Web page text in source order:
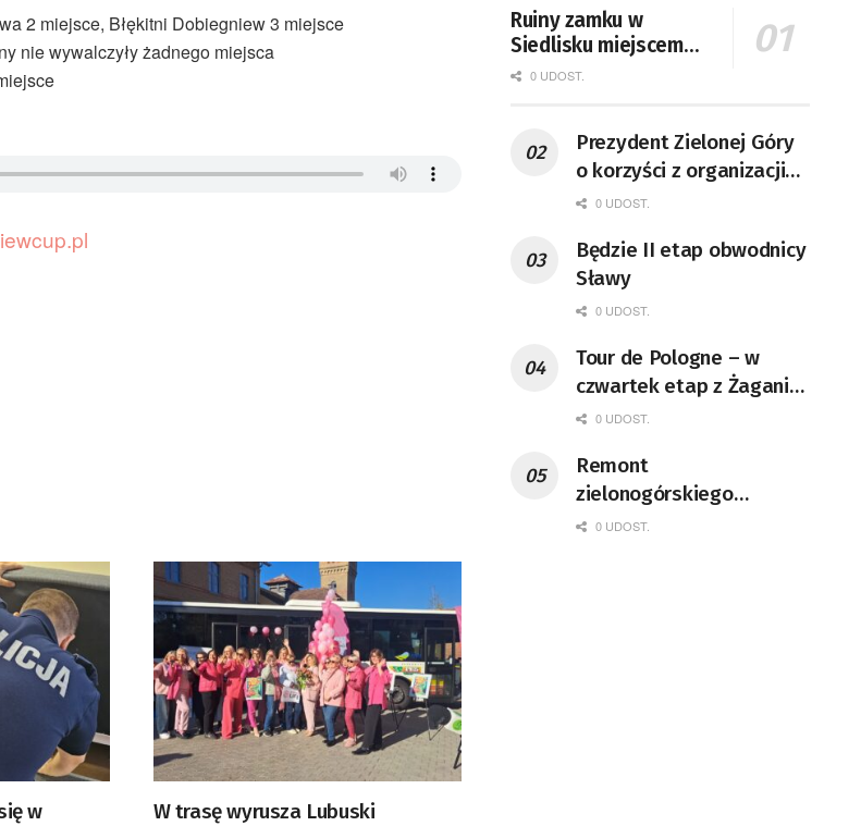
2 miejsce, Błękitni Dobiegniew 3 miejsce
nie wywalczyły żadnego miejsca
w
W trasę wyrusza Lubuski
Ruiny zamku w
Siedlisku miejscem
święta plonów
0 UDOST.
Prezydent Zielonej Góry
o korzyści z organizacji
mety Tour de Pologne
0 UDOST.
Będzie II etap obwodnicy
Sławy
0 UDOST.
Tour de Pologne – w
czwartek etap z Żagania
do Karpacza
0 UDOST.
Remont
zielonogórskiego
deptaka zgodnie z
0 UDOST.